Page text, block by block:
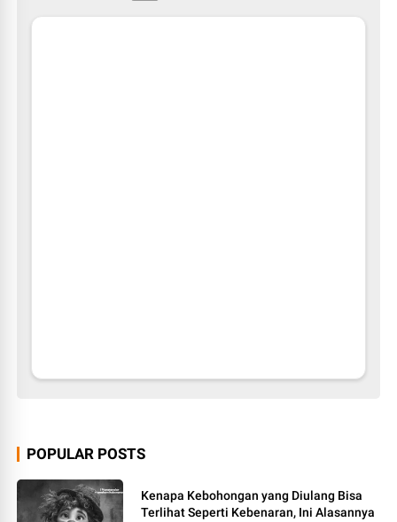
POPULAR POSTS
Kenapa Kebohongan yang Diulang Bisa
Terlihat Seperti Kebenaran, Ini Alasannya